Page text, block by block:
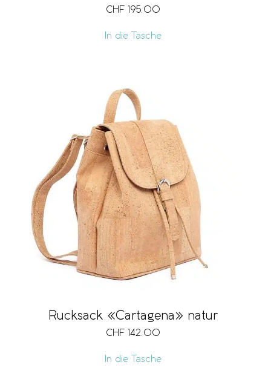
CHF 195.00
In die Tasche
Rucksack «Cartagena» natur
CHF 142.00
In die Tasche